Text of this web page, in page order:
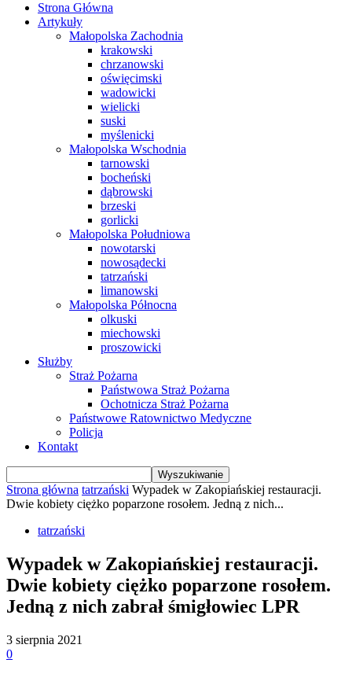
Strona Główna
Artykuły
Małopolska Zachodnia
krakowski
chrzanowski
oświęcimski
wadowicki
wielicki
suski
myślenicki
Małopolska Wschodnia
tarnowski
bocheński
dąbrowski
brzeski
gorlicki
Małopolska Południowa
nowotarski
nowosądecki
tatrzański
limanowski
Małopolska Północna
olkuski
miechowski
proszowicki
Służby
Straż Pożarna
Państwowa Straż Pożarna
Ochotnicza Straż Pożarna
Państwowe Ratownictwo Medyczne
Policja
Kontakt
Strona główna tatrzański Wypadek w Zakopiańskiej restauracji.
Dwie kobiety ciężko poparzone rosołem. Jedną z nich...
tatrzański
Wypadek w Zakopiańskiej restauracji.
Dwie kobiety ciężko poparzone rosołem.
Jedną z nich zabrał śmigłowiec LPR
3 sierpnia 2021
0